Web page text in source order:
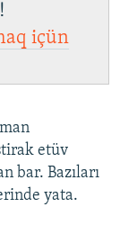
içün
etüv
bar. Bazıları
yata.